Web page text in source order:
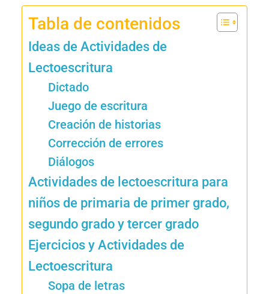
Tabla de contenidos
Ideas de Actividades de
Lectoescritura
Dictado
Juego de escritura
Creación de historias
Corrección de errores
Diálogos
Actividades de lectoescritura para
niños de primaria de primer grado,
segundo grado y tercer grado
Ejercicios y Actividades de
Lectoescritura
Sopa de letras